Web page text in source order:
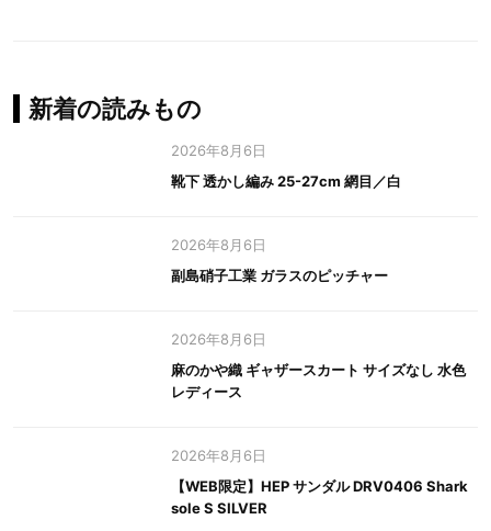
新着の読みもの
2026年8月6日
靴下 透かし編み 25-27cm 網目／白
2026年8月6日
副島硝子工業 ガラスのピッチャー
2026年8月6日
麻のかや織 ギャザースカート サイズなし 水色
レディース
2026年8月6日
【WEB限定】HEP サンダル DRV0406 Shark
sole S SILVER